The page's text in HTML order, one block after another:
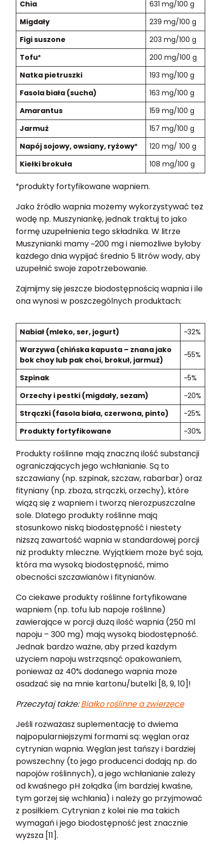
Chia
631 mg/100 g
Migdały
239 mg/100 g
Figi suszone
203 mg/100 g
Tofu*
200 mg/100 g
Natka pietruszki
193 mg/100 g
Fasola biała (sucha)
163 mg/100 g
Amarantus
159 mg/100 g
Jarmuż
157 mg/100 g
Napój sojowy, owsiany, ryżowy*
120 mg/ 100 g
Kiełki brokuła
108 mg/100 g
*produkty fortyfikowane wapniem.
Jako źródło wapnia możemy wykorzystywać też
wodę np. Muszyniankę, jednak traktuj to jako
formę uzupełnienia tego składnika. W litrze
Muszynianki mamy ~200 mg i niemożliwe byłoby
każdego dnia wypijać średnio 5 litrów wody, aby
uzupełnić swoje zapotrzebowanie.
Zajmijmy się jeszcze biodostępnością wapnia i ile
ona wynosi w poszczególnych produktach:
Nabiał (mleko, ser, jogurt)
~32%
Warzywa (chińska kapusta – znana jako
bok choy lub pak choi, brokuł, jarmuż)
~55%
Szpinak
~5%
Orzechy i pestki (migdały, sezam)
~20%
Strączki (fasola biała, czerwona, pinto)
~25%
Produkty fortyfikowane
~30%
Produkty roślinne mają znaczną ilość substancji
ograniczających jego wchłanianie. Są to
szczawiany (np. szpinak, szczaw, rabarbar) oraz
fityniany (np. zboża, strączki, orzechy), które
wiążą się z wapniem i tworzą nierozpuszczalne
sole. Dlatego produkty roślinne mają
stosunkowo niską biodostępność i niestety
niższą zawartość wapnia w standardowej porcji
niż produkty mleczne. Wyjątkiem może być soja,
która ma wysoką biodostępność, mimo
obecności szczawianów i fitynianów.
Co ciekawe produkty roślinne fortyfikowane
wapniem (np. tofu lub napoje roślinne)
zawierające w porcji dużą ilość wapnia (250 ml
napoju – 300 mg) mają wysoką biodostępność.
Jednak bardzo ważne, aby przed każdym
użyciem napoju wstrząsnąć opakowaniem,
ponieważ aż 40% dodanego wapnia może
osadzać się na mnie kartonu/butelki [8, 9, 10]!
Przeczytaj także:Białko roślinne a zwierzęce
Jeśli rozważasz suplementację to dwiema
najpopularniejszymi formami są: węglan oraz
cytrynian wapnia. Węglan jest tańszy i bardziej
powszechny (to jego producenci dodają np. do
napojów roślinnych), a jego wchłanianie zależy
od kwaśnego pH żołądka (im bardziej kwaśne,
tym gorzej się wchłania) i należy go przyjmować
z posiłkiem. Cytrynian z kolei nie ma takich
wymagań i jego biodostępność jest znacznie
wyższa [11].